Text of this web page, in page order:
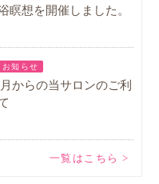
瞑想を開催しました。
お知らせ
からの当サロンのご利
一覧はこちら >